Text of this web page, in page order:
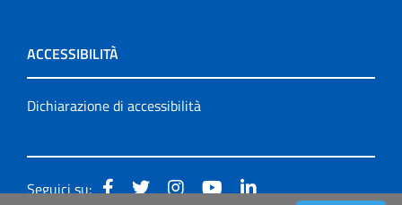
ACCESSIBILITÀ
Dichiarazione di accessibilità
Seguici su: